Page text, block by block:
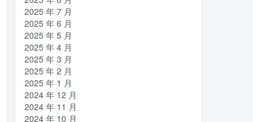
2025 年 7 月
2025 年 6 月
2025 年 5 月
2025 年 4 月
2025 年 3 月
2025 年 2 月
2025 年 1 月
2024 年 12 月
2024 年 11 月
2024 年 10 月